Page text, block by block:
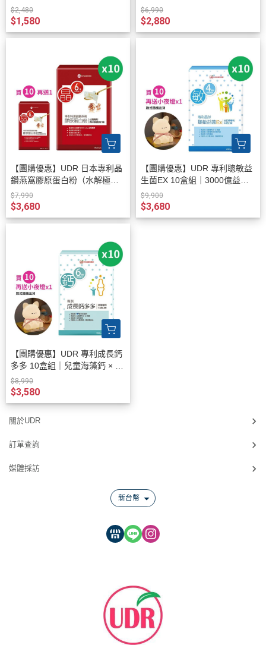
$2,480
$1,580
$6,990
$2,880
【團購優惠】UDR 日本專利晶
鑽燕窩膠原蛋白粉（水解極小
分子、無腥味好吸收）10盒組
｜養顏美容首選
$7,990
$3,680
【團購優惠】UDR 專利聰敏益
生菌EX 10盒組｜3000億益生
菌粉包
$9,900
$3,680
【團購優惠】UDR 專利成長鈣
多多 10盒組｜兒童海藻鈣 × 維
生素D3
$8,990
$3,580
關於UDR
訂單查詢
媒體採訪
新台幣